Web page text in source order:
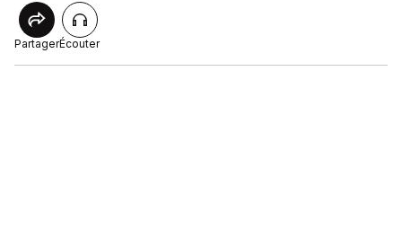
PartagerÉcouter